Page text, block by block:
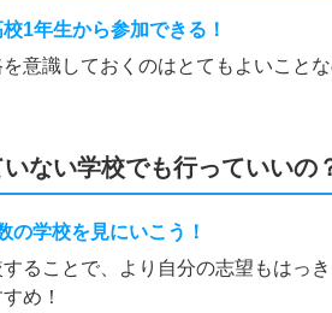
1年生から参加できる！
意識しておくのはとてもよいこと
ない学校でも行っていいの
の学校を見にいこう！
ることで、より自分の志望もはっ
め！